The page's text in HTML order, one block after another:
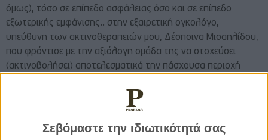
Σεβόμαστε την ιδιωτικότητά σας
όμως), τόσο σε επίπεδο ασφάλειας όσο και σε επίπεδο
εξωτερικής εμφάνισης.. στην εξαιρετική ογκολόγο,
υπεύθυνη των ακτινοθεραπειών μου, Δέσποινα Μισαηλίδου,
που φρόντισε με την αξιόλογη ομάδα της να στοχεύσει
(ακτινοβολήσει) αποτελεσματικά την πάσχουσα περιοχή
κλινική του Αγίου Λουκά όσο και στο Διαβαλκανικό Κέντρο
Θεσσαλονίκης που στάθηκαν δίπλα μου με υπομονή κι
αγάπη, υπενθυμίζοντάς μου πως
στο τέλος θα νικήσω